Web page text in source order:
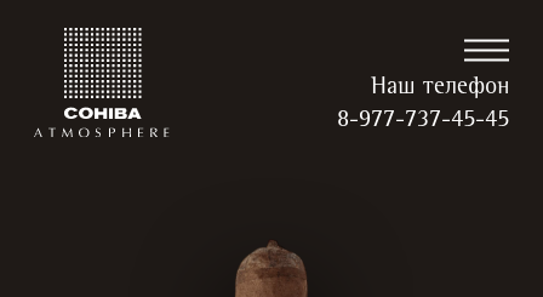
Наш телефон
8-977-737-45-45